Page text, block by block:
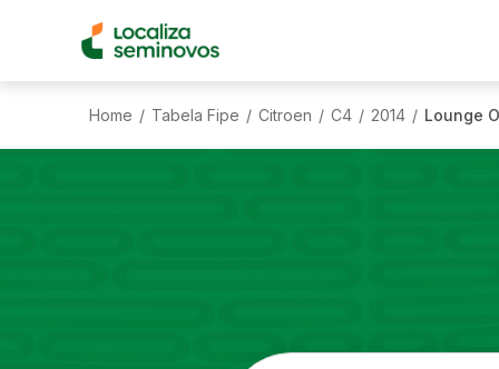
Home / Tabela Fipe / Citroen / C4 / 2014 / Lounge